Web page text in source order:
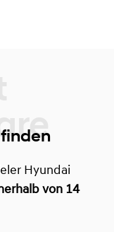
Hyundai
von 14